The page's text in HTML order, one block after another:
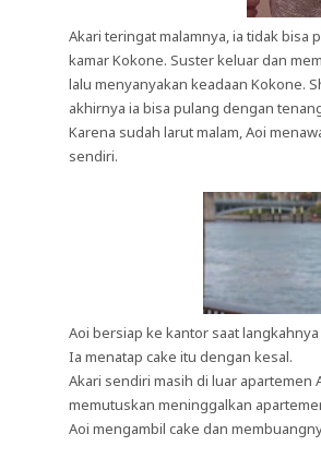
Akari teringat malamnya, ia tidak bisa
kamar Kokone. Suster keluar dan
lalu menyanyakan keadaan Kokone.
akhirnya ia bisa pulang dengan
Karena sudah larut malam, Aoi
sendiri.
Aoi bersiap ke kantor saat
Ia menatap cake itu dengan kesal.
Akari sendiri masih di luar apartemen
memutuskan meninggalkan
Aoi mengambil cake dan